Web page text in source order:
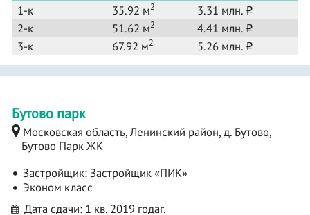
1-к
35.92 м2 3.31 млн. o
2-к 51.62 м2 4.41 млн. o
3-к 67.92 м2 5.26 млн. o
Бутово парк
Московская область, Ленинский район, д. Бутово,
Бутово Парк ЖК
Застройщик:Застройщик «ПИК»
Эконом класс
Дата сдачи: 1 кв. 2019 годаг.